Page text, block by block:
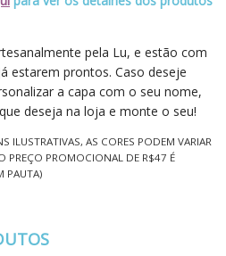
pela Lu, e estão com
estarem prontos. Caso deseje
a capa com o seu nome,
deseja na loja e monte o seu!
ILUSTRATIVAS, AS CORES PODEM VARIAR
PROMOCIONAL DE R$47 É
PAUTA)